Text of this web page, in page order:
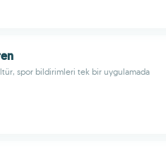
spor bildirimleri tek bir uygulamada